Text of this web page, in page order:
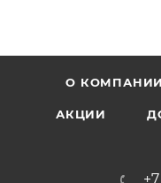
О КОМПАНИИ
АКЦИИ